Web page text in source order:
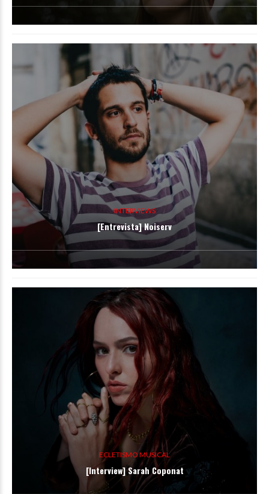
INTERVIEWS
[Entrevista] Noiserv
ECLETISMO MUSICAL
[Interview] Sarah Coponat